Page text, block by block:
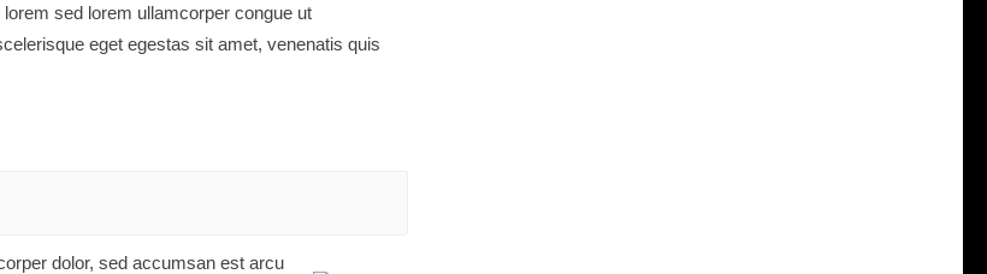
sed lorem ullamcorper congue ut
eget egestas sit amet, venenatis quis
dolor, sed accumsan est arcu